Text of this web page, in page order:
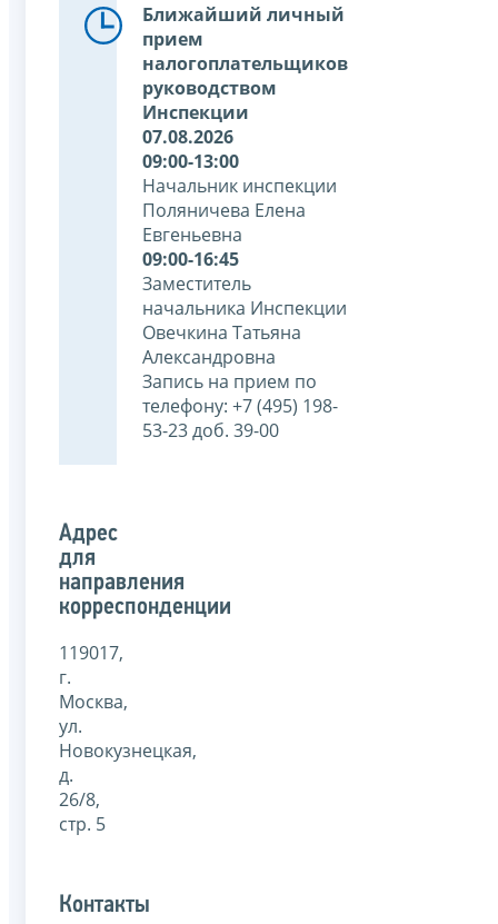
Ближайший личный
прием
налогоплательщиков
руководством
Инспекции
07.08.2026
09:00-13:00
Начальник инспекции
Поляничева Елена
Евгеньевна
09:00-16:45
Заместитель
начальника Инспекции
Овечкина Татьяна
Александровна
Запись на прием по
телефону: +7 (495) 198-
53-23 доб. 39-00
Адрес
для
направления
корреспонденции
119017,
г.
Москва,
ул.
Новокузнецкая,
д.
26/8,
стр. 5
Контакты